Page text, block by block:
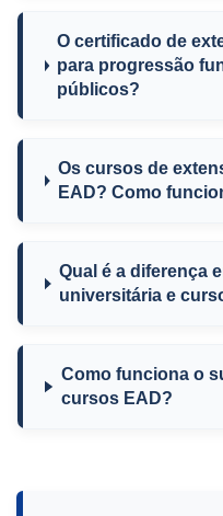
O certificado de
para progressão
públicos?
Os cursos de
EAD? Como
Qual é a diferença
universitária e
Como funciona o
cursos EAD?